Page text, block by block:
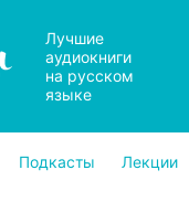
Лучшие
аудиокниги
на русском
языке
Подкасты Лекции